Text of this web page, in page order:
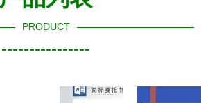
PRODUCT
----------------